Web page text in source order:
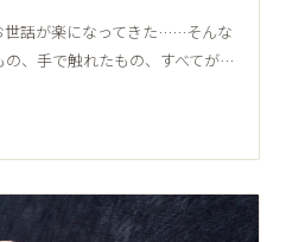
世話が楽になってきた……そんな
、手で触れたもの、すべてが…